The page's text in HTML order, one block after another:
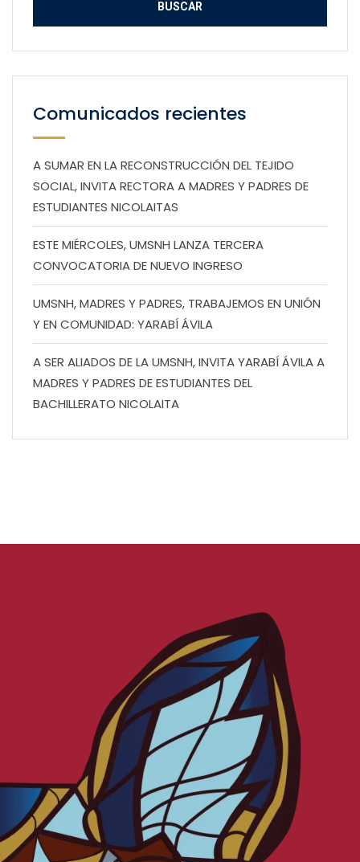
Comunicados recientes
A SUMAR EN LA RECONSTRUCCIÓN DEL TEJIDO
SOCIAL, INVITA RECTORA A MADRES Y PADRES DE
ESTUDIANTES NICOLAITAS
ESTE MIÉRCOLES, UMSNH LANZA TERCERA
CONVOCATORIA DE NUEVO INGRESO
UMSNH, MADRES Y PADRES, TRABAJEMOS EN UNIÓN
Y EN COMUNIDAD: YARABÍ ÁVILA
A SER ALIADOS DE LA UMSNH, INVITA YARABÍ ÁVILA A
MADRES Y PADRES DE ESTUDIANTES DEL
BACHILLERATO NICOLAITA